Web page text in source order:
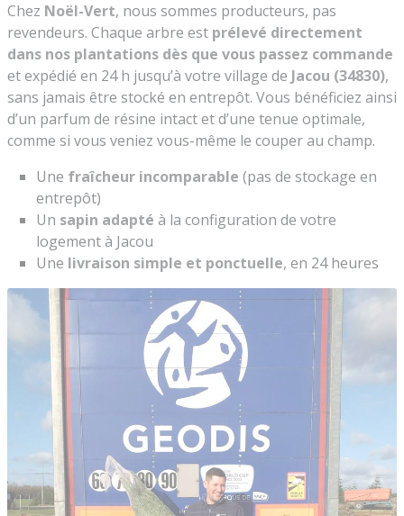
Chez Noël-Vert, nous sommes producteurs, pas
revendeurs. Chaque arbre est prélevé directement
dans nos plantations dès que vous passez commande
et expédié en 24 h jusqu’à votre village de Jacou (34830),
sans jamais être stocké en entrepôt. Vous bénéficiez ainsi
d’un parfum de résine intact et d’une tenue optimale,
comme si vous veniez vous-même le couper au champ.
Une fraîcheur incomparable (pas de stockage en
entrepôt)
Un sapin adapté à la configuration de votre
logement à Jacou
Une livraison simple et ponctuelle, en 24 heures